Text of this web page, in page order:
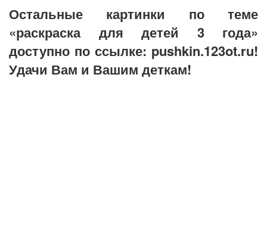
Остальные картинки по теме
«раскраска для детей 3 года»
доступно по ссылке: pushkin.123ot.ru!
Удачи Вам и Вашим деткам!